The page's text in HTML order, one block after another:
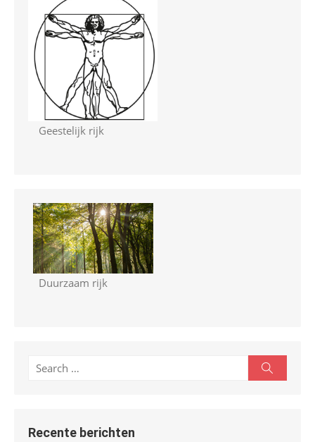
Geestelijk rijk
Duurzaam rijk
c
e
Recente berichten